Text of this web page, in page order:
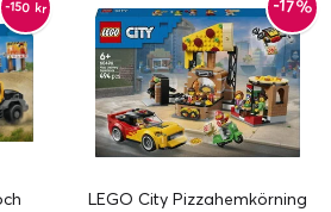
-150 kr -17%
LEGO City Pizzahemkörning